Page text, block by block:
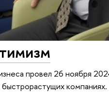
провел 26 ноября
быстрорастущих